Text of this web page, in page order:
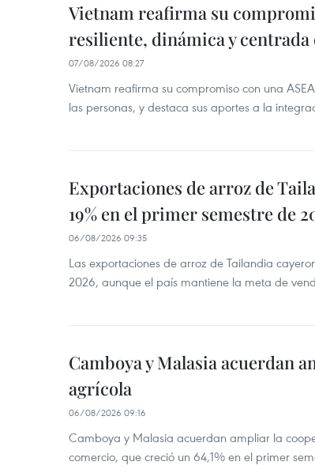
Vietnam reafirma su
resiliente, dinámica y centrada
07/08/2026 08:27
Vietnam reafirma su compromiso con una
las personas, y destaca sus aportes a la
Exportaciones de arroz de
19% en el primer semestre de
06/08/2026 09:35
Las exportaciones de arroz de Tailandia
2026, aunque el país mantiene la meta de
Camboya y Malasia acuerdan
agrícola
06/08/2026 09:16
Camboya y Malasia acuerdan ampliar la
comercio, que creció un 64,1% en el primer